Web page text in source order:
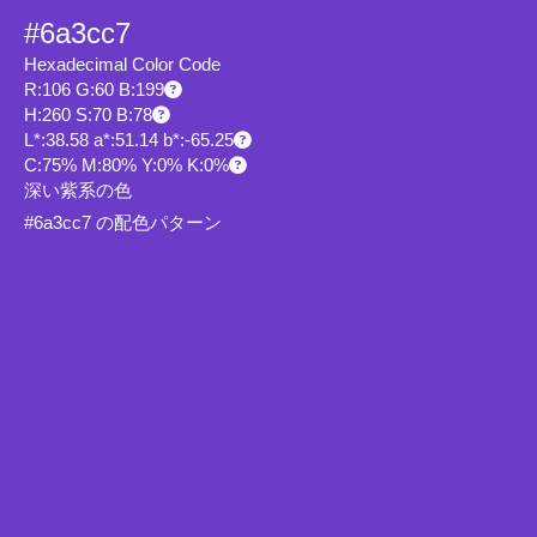
#6a3cc7
Hexadecimal Color Code
R:106 G:60 B:199
H:260 S:70 B:78
L*:38.58 a*:51.14 b*:-65.25
C:75% M:80% Y:0% K:0%
深い紫系の色
#6a3cc7 の配色パターン